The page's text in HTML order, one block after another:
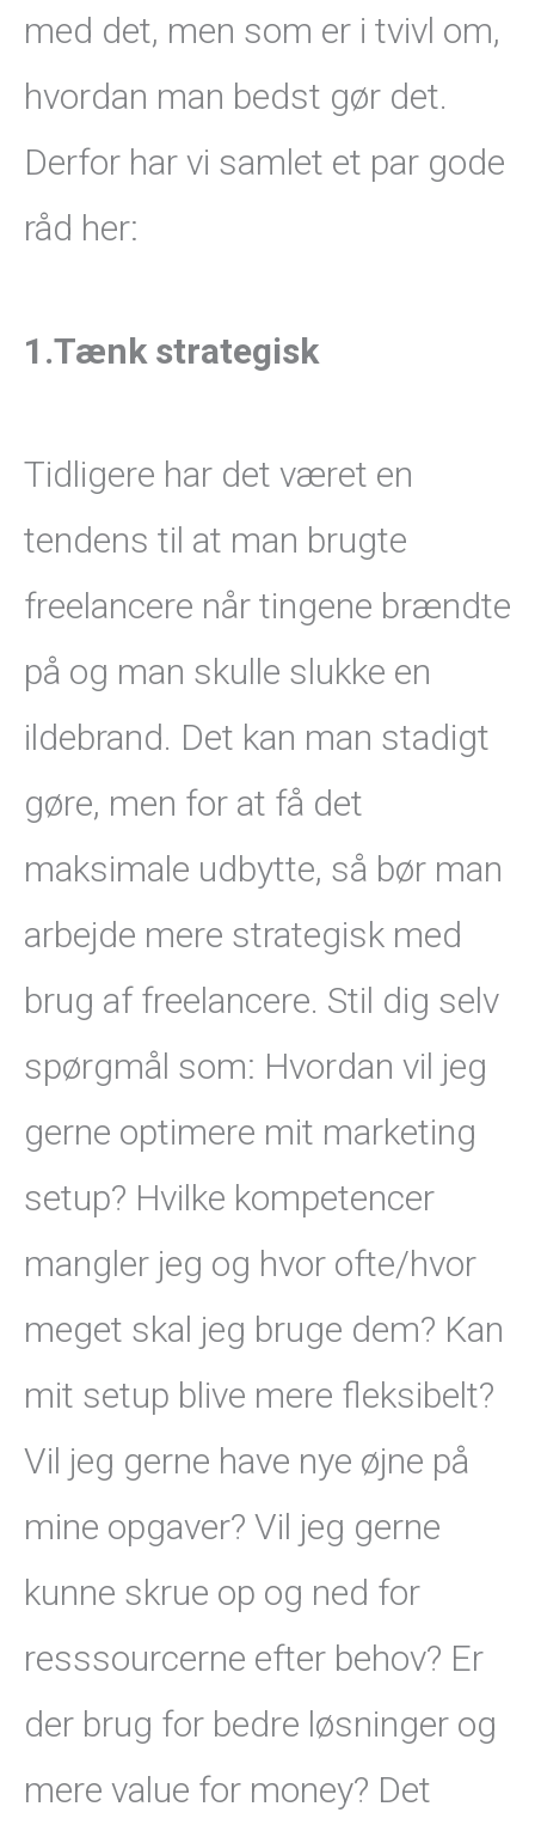
med det, men som er i tvivl om,
hvordan man bedst gør det.
Derfor har vi samlet et par gode
råd her:
1.Tænk strategisk
Tidligere har det været en
tendens til at man brugte
freelancere når tingene brændte
på og man skulle slukke en
ildebrand. Det kan man stadigt
gøre, men for at få det
maksimale udbytte, så bør man
arbejde mere strategisk med
brug af freelancere. Stil dig selv
spørgmål som: Hvordan vil jeg
gerne optimere mit marketing
setup? Hvilke kompetencer
mangler jeg og hvor ofte/hvor
meget skal jeg bruge dem? Kan
mit setup blive mere fleksibelt?
Vil jeg gerne have nye øjne på
mine opgaver? Vil jeg gerne
kunne skrue op og ned for
resssourcerne efter behov? Er
der brug for bedre løsninger og
mere value for money? Det